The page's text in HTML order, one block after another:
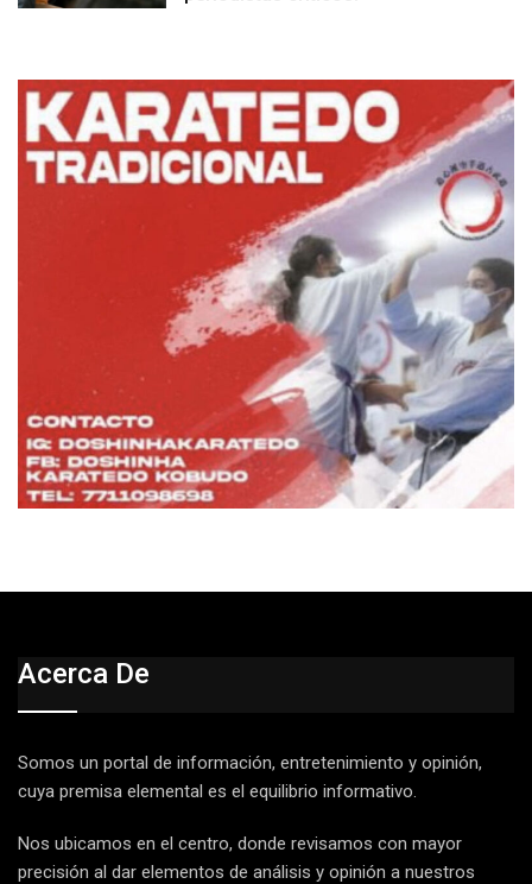
Acerca De
Somos un portal de información, entretenimiento y opinión,
cuya premisa elemental es el equilibrio informativo.
Nos ubicamos en el centro, donde revisamos con mayor
precisión al dar elementos de análisis y opinión a nuestros